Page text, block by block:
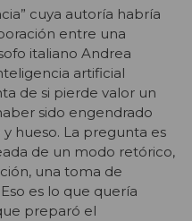
cuya autoría habría
entre una
italiano Andrea
artificial
de si pierde valor un
sido engendrado
hueso. La pregunta es
de un modo retórico,
una toma de
es lo que quería
preparó el